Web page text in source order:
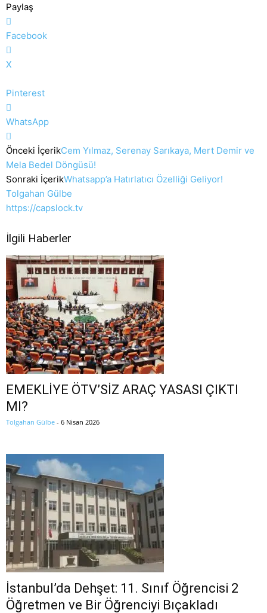
Paylaş
Facebook
X
Pinterest
WhatsApp
Önceki İçerikCem Yılmaz, Serenay Sarıkaya, Mert Demir ve
Mela Bedel Döngüsü!
Sonraki İçerikWhatsapp’a Hatırlatıcı Özelliği Geliyor!
Tolgahan Gülbe
https://capslock.tv
İlgili Haberler
EMEKLİYE ÖTV’SİZ ARAÇ YASASI ÇIKTI
MI?
Tolgahan Gülbe - 6 Nisan 2026
İstanbul’da Dehşet: 11. Sınıf Öğrencisi 2
Öğretmen ve Bir Öğrenciyi Bıçakladı